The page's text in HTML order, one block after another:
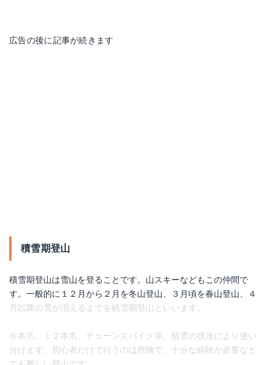
広告の後に記事が続きます
積雪期登山
積雪期登山は雪山を登ることです。山スキーなどもこの仲間で
す。一般的に１２月から２月を冬山登山、３月頃を春山登山、４
月以降の雪が消えるまでを残雪期登山といいます。
６本爪、１２本爪、チェーンスパイク等、積雪の状況により使い
分けます。初心者だけで行うのは危険で、十分な経験が必要なと